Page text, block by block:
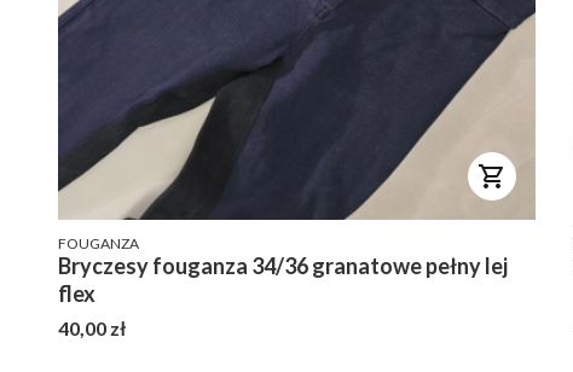
PRODUCENT
FOUGANZA
Bryczesy fouganza 34/36 granatowe pełny lej
flex
Cena
40,00 zł